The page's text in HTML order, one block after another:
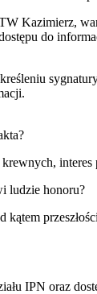
Kazimierz,
do
ludzie honoru?
IPN oraz